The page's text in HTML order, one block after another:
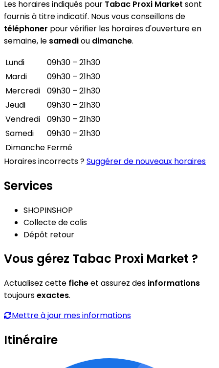
Les horaires indiqués pour Tabac Proxi Market sont
fournis à titre indicatif. Nous vous conseillons de
téléphoner pour vérifier les horaires d'ouverture en
semaine, le samediou dimanche.
Lundi
09h30 – 21h30
Mardi
09h30 – 21h30
Mercredi
09h30 – 21h30
Jeudi
09h30 – 21h30
Vendredi
09h30 – 21h30
Samedi
09h30 – 21h30
Dimanche Fermé
Horaires incorrects ?Suggérer de nouveaux horaires
Services
SHOPINSHOP
Collecte de colis
Dépôt retour
Vous gérez Tabac Proxi Market ?
Actualisez cette ficheet assurez des informations
toujoursexactes.
Mettre à jour mes informations
Itinéraire